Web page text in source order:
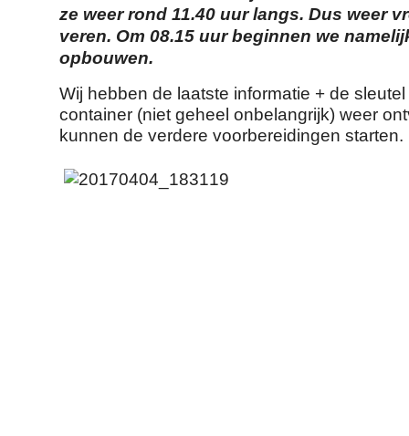
ze weer rond 11.40 uur langs. Dus weer
veren. Om 08.15 uur beginnen we
opbouwen.
Wij hebben de laatste informatie + de
container (niet geheel onbelangrijk) weer
kunnen de verdere voorbereidingen starten.